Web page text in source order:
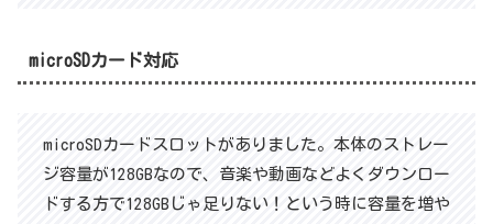
microSDカード対応
microSDカードスロットがありました。本体のストレー
ジ容量が128GBなので、音楽や動画などよくダウンロー
ドする方で128GBじゃ足りない！という時に容量を増や